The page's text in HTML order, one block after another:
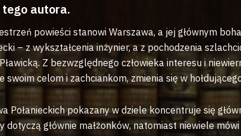
autora.
powieści stanowi Warszawa, a jej głównym
– z wykształcenia inżynier, a z pochodzenia
Z bezwzględnego człowieka interesu i
swoim celom i zachciankom, zmienia się w
Połanieckich pokazany w dziele koncentruje się
dotyczą głównie małżonków, natomiast niewiele